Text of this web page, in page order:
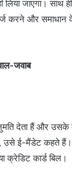
जाएगा। साथ
करने और समाधान
जवाब
देता हैं और
उसे ई-मैंडेट कहते हैं।
क्रेडिट कार्ड बिल।